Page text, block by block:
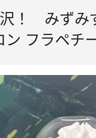
！ みずみ
ン フラペチ